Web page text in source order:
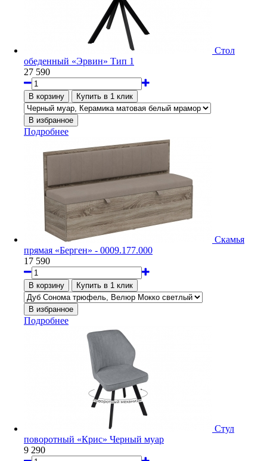
Стол
обеденный «Эрвин» Тип 1
27 590
Подробнее
Скамья
прямая «Берген» - 0009.177.000
17 590
Подробнее
Стул
поворотный «Крис» Черный муар
9 290